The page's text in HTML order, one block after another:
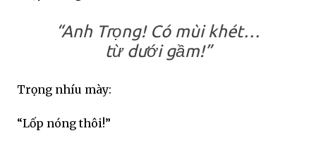
“Anh Trọng! Có mùi khét…
từ dưới gầm!”
Trọng nhíu mày:
“Lốp nóng thôi!”